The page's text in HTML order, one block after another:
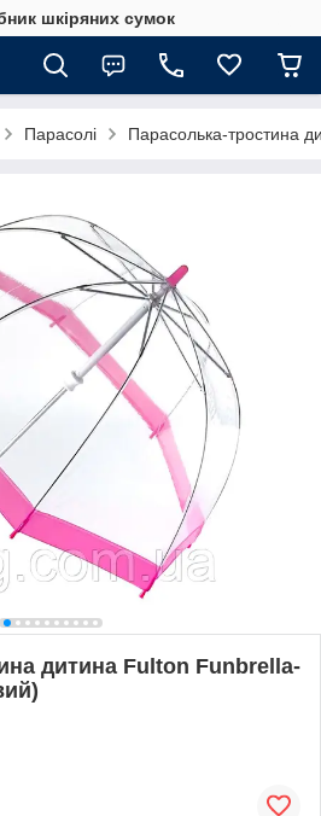
шкіряних сумок
Парасолі Парасолька-тростина
дитина Fulton Funbrella-